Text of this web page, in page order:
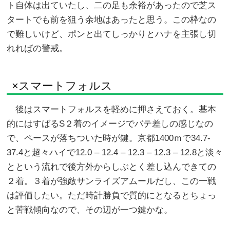
ト自体は出ていたし、二の足も余裕があったので芝ス
タートでも前を狙う余地はあったと思う。この枠なの
で難しいけど、ポンと出てしっかりとハナを主張し切
れればの警戒。
×スマートフォルス
後はスマートフォルスを軽めに押さえておく。基本
的にはすばるS２着のイメージでバテ差しの感じなの
で、ペースが落ちついた時が鍵。京都1400ｍで34.7-
37.4と超々ハイで12.0 – 12.4 – 12.3 – 12.3 – 12.8と淡々
とという流れで後方外からしぶとく差し込んできての
２着。３着が強敵サンライズアムールだし、この一戦
は評価したい。ただ時計勝負で質的にとなるとちょっ
と苦戦傾向なので、その辺が一つ鍵かな。